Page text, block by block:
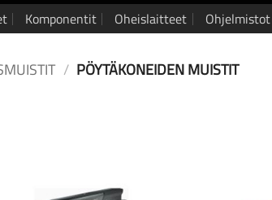
Komponentit Oheislaitteet Ohjelmistot
/ PÖYTÄKONEIDEN MUISTIT